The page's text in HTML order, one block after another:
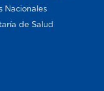
Nacionales
de Salud